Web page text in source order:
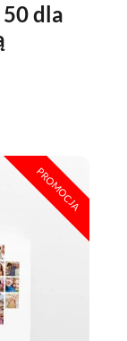
50 dla
PROMOCJA